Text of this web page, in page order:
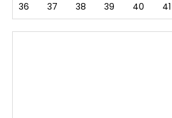
36 37 38 39 40 41